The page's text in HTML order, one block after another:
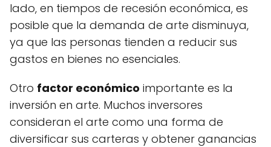
lado, en tiempos de recesión económica, es
posible que la demanda de arte disminuya,
ya que las personas tienden a reducir sus
gastos en bienes no esenciales.
Otro factor económico importante es la
inversión en arte. Muchos inversores
consideran el arte como una forma de
diversificar sus carteras y obtener ganancias